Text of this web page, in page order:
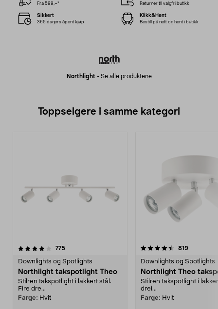
Northlight - Se alle produktene
Fra 599,–* Returner til valgfri butikk
Sikkert
365 dagers åpent kjøp
Klikk&Hent
Bestill på nett og hent i butikk
Toppselgere i samme kategori
775anmeldelser
Downlights og Spotlights
Northlight takspotlight Theo
Stilren takspotlight i lakkert stål.
Fire dre...
Farge: Hvit
4.5 av 5 stjerner 819
Downlights og Spotlights
Northlight Theo
Stilren takspotlight i
drei...
Farge: Hvit
4.0 av 5 stjerner